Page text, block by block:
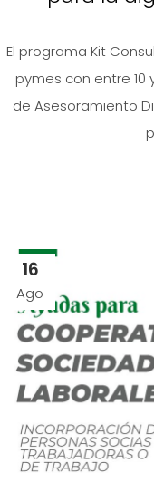
El programa Kit
pymes con entre 10
de Asesoramiento
16
Ago